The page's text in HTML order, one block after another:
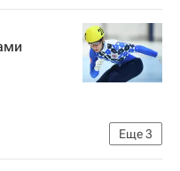
Еще3
Балбеков